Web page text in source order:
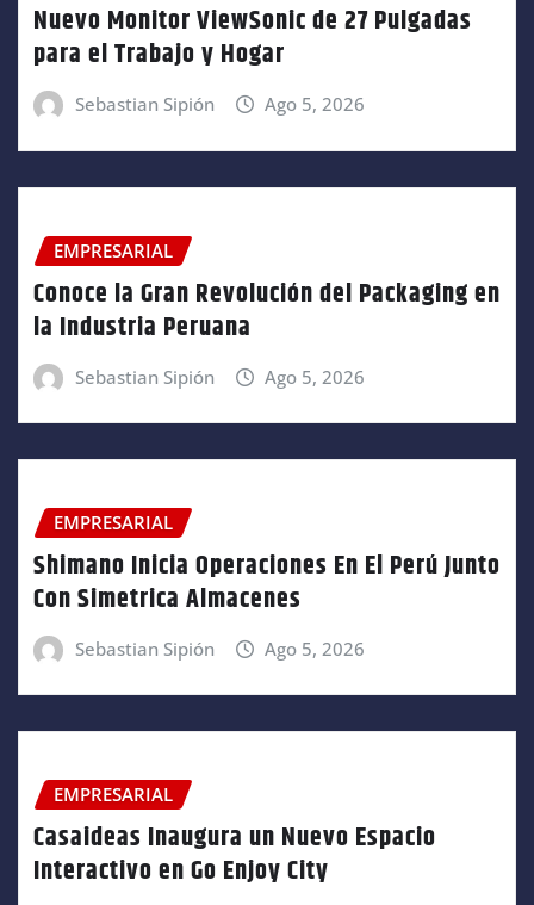
Nuevo Monitor ViewSonic de 27 Pulgadas
para el Trabajo y Hogar
Sebastian Sipión Ago 5, 2026
EMPRESARIAL
Conoce la Gran Revolución del Packaging en
la Industria Peruana
Sebastian Sipión Ago 5, 2026
EMPRESARIAL
Shimano Inicia Operaciones En El Perú Junto
Con Simetrica Almacenes
Sebastian Sipión Ago 5, 2026
EMPRESARIAL
Casaideas Inaugura un Nuevo Espacio
Interactivo en Go Enjoy City